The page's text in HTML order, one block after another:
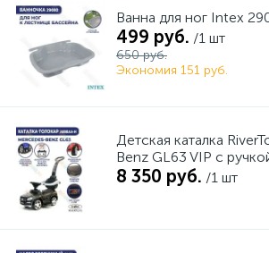
Ванна для ног Intex
499 руб. /1 шт
650 руб.
Экономия 151 руб.
Детская каталка
Benz GL63 VIP c
8 350 руб. /1 шт